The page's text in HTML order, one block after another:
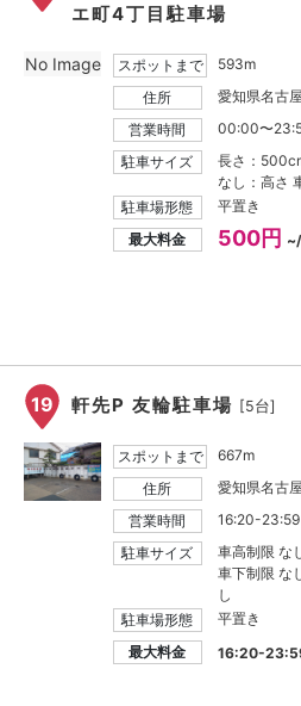
エ町4丁目駐車場
スポットまで
593m
住所
愛知県名古
営業時間
00:00〜
駐車サイズ
長さ：
なし：高さ
駐車場形態
平置き
最大料金
500円
No Image
19 軒先P 友輪駐車場 [5台]
スポットまで
667m
住所
愛知県名古
営業時間
16:20-23:59
駐車サイズ
車高制限 な
車下制限 な
し
駐車場形態
平置き
最大料金
16:20-